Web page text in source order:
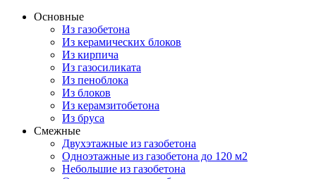
Основные
Из газобетона
Из керамических блоков
Из кирпича
Из газосиликата
Из пеноблока
Из блоков
Из керамзитобетона
Из бруса
Смежные
Двухэтажные из газобетона
Одноэтажные из газобетона до 120 м2
Небольшие из газобетона